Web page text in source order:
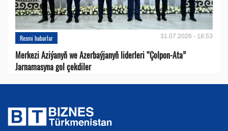
Resmi habarlar 31.07.2026 - 18:53
Merkezi Aziýanyň we Azerbaýjanyň liderleri “Çolpon-Ata”
Jarnamasyna gol çekdiler